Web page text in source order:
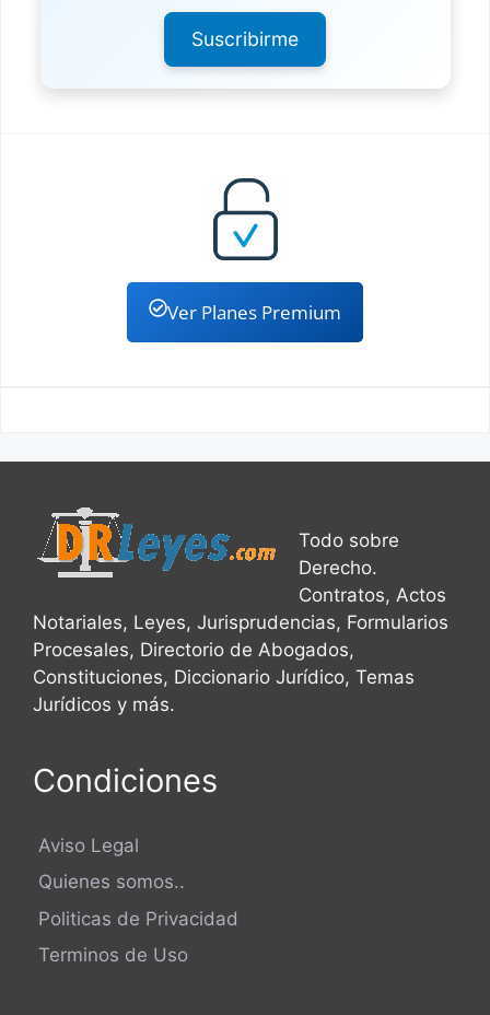
Nacionalidad Dominicana
Nulidad de Adjudicación Inmobiliaria
Oferta Real de Pago
Organizacion sin fines de Lucro
Partición de Herencias
Perencion de Instancias Precio de Alquiler
Recurso de Contredit
Recurso de Casación Recurso de Oposicion
Recurso de Revisión Civil
Recurso de Terceria
Recusacion de Juez de Paz
Referimiento por Embargo Conservatorio
Demanda en Rendición de Cuentas
Demanda en Responsabilidad Civil
Retiro Valores de un Banco
Suscribirme
Ver Planes Premium
Todo sobre
Derecho.
Contratos, Actos
Notariales, Leyes, Jurisprudencias, Formularios
Procesales, Directorio de Abogados,
Constituciones, Diccionario Jurídico, Temas
Jurídicos y más.
Condiciones
Aviso Legal
Quienes somos..
Politicas de Privacidad
Terminos de Uso